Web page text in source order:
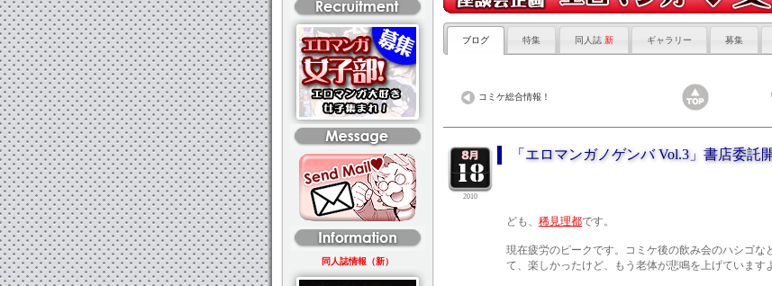
同人誌情報（新）
ブログ 特集 同人誌新 ギャラリー 募集
コミケ総合情報！
2010
「エロマンガノゲンバ Vol.3」書店委託
ども、 稀見理都です。
現在疲労のピークです。コミケ後の飲み会のハシゴな
て、楽しかったけど、もう老体が悲鳴を上げています